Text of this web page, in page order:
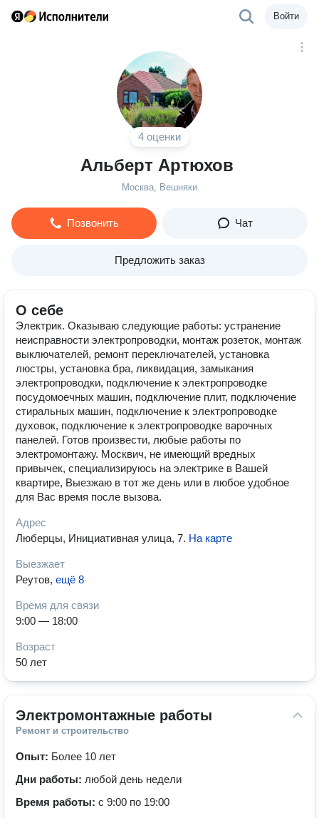
Войти
4 оценки
Альберт Артюхов
Москва, Вешняки
Позвонить Чат
Предложить заказ
О себе
Электрик. Оказываю следующие работы: устранение
неисправности электропроводки, монтаж розеток, монтаж
выключателей, ремонт переключателей, установка
люстры, установка бра, ликвидация, замыкания
электропроводки, подключение к электропроводке
посудомоечных машин, подключение плит, подключение
стиральных машин, подключение к электропроводке
духовок, подключение к электропроводке варочных
панелей. Готов произвести, любые работы по
электромонтажу. Москвич, не имеющий вредных
привычек, специализируюсь на электрике в Вашей
квартире, Выезжаю в тот же день или в любое удобное
для Вас время после вызова.
Адрес
Люберцы, Инициативная улица, 7. На карте
Выезжает
Реутов, ещё 8
Время для связи
9:00 — 18:00
Возраст
50 лет
Электромонтажные работы
Ремонт и строительство
Опыт: Более 10 лет
Дни работы: любой день недели
Время работы: с 9:00 по 19:00